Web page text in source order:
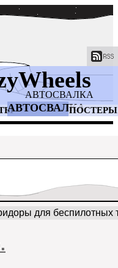
АВТОСВАЛКА
АВТОСВАЛКАПОСТЕРЫ
для беспилотных